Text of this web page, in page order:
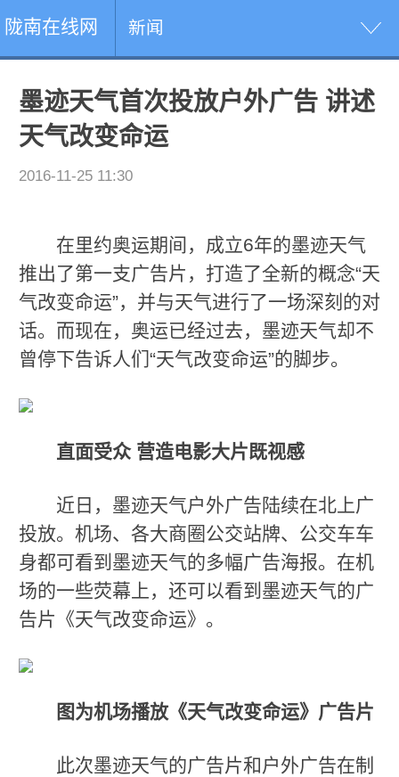
陇南在线网 新闻
墨迹天气首次投放户外广告 讲述
天气改变命运
2016-11-25 11:30
在里约奥运期间，成立6年的墨迹天气
推出了第一支广告片，打造了全新的概念“天
气改变命运”，并与天气进行了一场深刻的对
话。而现在，奥运已经过去，墨迹天气却不
曾停下告诉人们“天气改变命运”的脚步。
直面受众 营造电影大片既视感
近日，墨迹天气户外广告陆续在北上广
投放。机场、各大商圈公交站牌、公交车车
身都可看到墨迹天气的多幅广告海报。在机
场的一些荧幕上，还可以看到墨迹天气的广
告片《天气改变命运》。
图为机场播放《天气改变命运》广告片
此次墨迹天气的广告片和户外广告在制